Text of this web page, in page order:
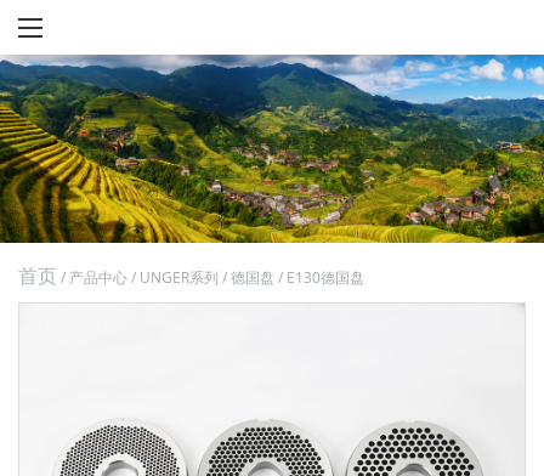
首页 / 产品中心/ UNGER系列 /德国盘 / E130德国盘